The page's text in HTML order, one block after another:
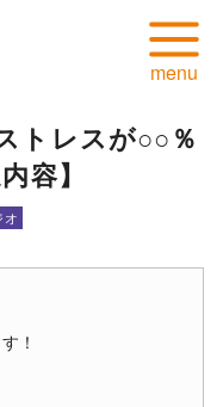
トレスが○○％
容】
オ
！